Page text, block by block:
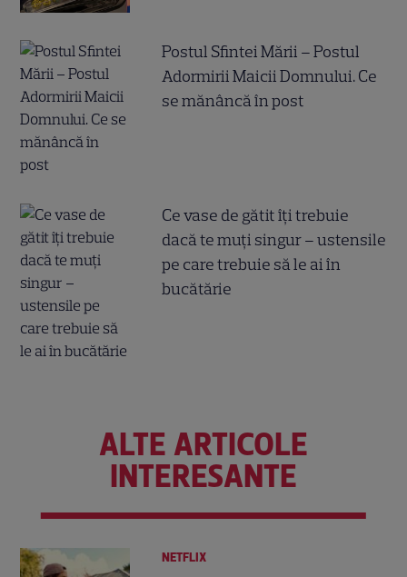
Postul Sfintei Mării – Postul
Adormirii Maicii Domnului. Ce
se mănâncă în post
Ce vase de gătit îți trebuie
dacă te muți singur – ustensile
pe care trebuie să le ai în
bucătărie
ALTE ARTICOLE
INTERESANTE
NETFLIX